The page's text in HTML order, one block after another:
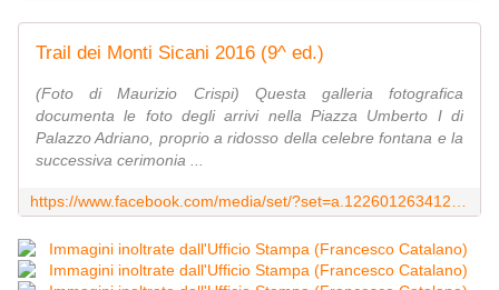
Trail dei Monti Sicani 2016 (9^ ed.)
(Foto di Maurizio Crispi) Questa galleria fotografica
documenta le foto degli arrivi nella Piazza Umberto I di
Palazzo Adriano, proprio a ridosso della celebre fontana e la
successiva cerimonia ...